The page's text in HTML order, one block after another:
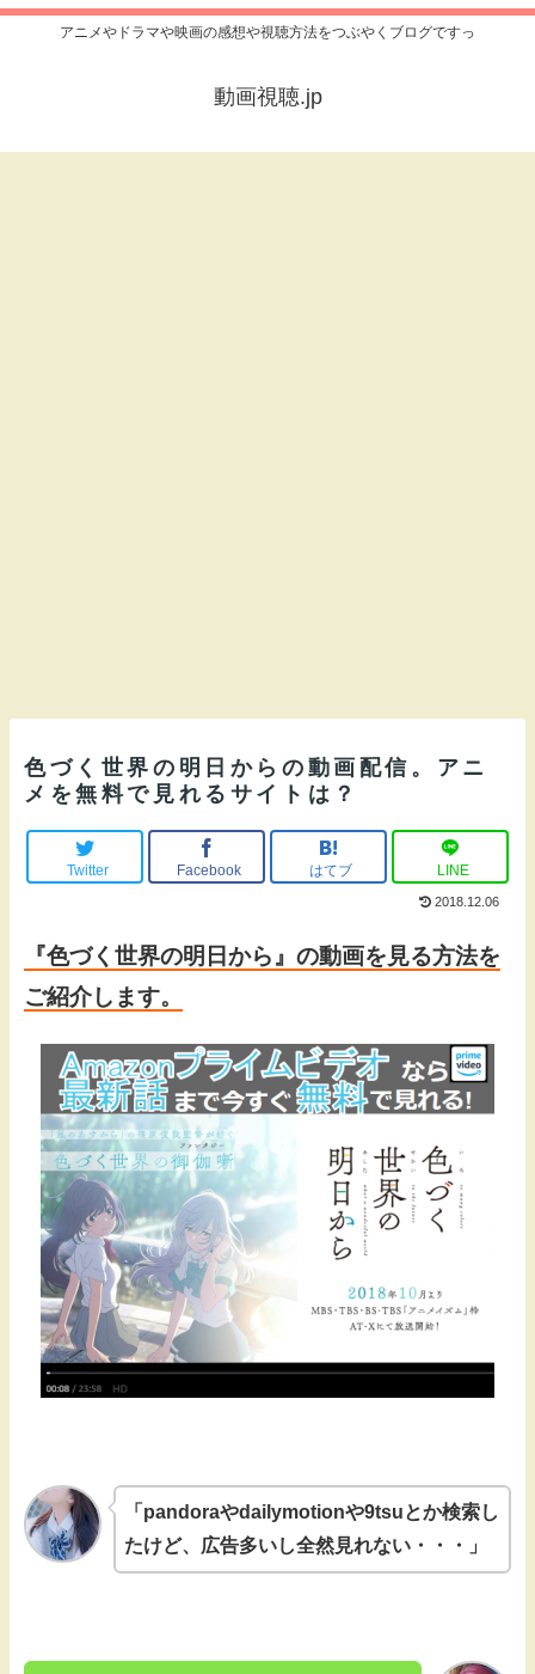
アニメやドラマや映画の感想や視聴方法をつぶやくブログですっ
動画視聴.jp
色づく世界の明日からの動画配信。アニ
メを無料で見れるサイトは？
Twitter Facebook はてブ LINE
2018.12.06
『色づく世界の明日から』の動画を見る方法を
ご紹介します。
「pandoraやdailymotionや9tsuとか検索し
たけど、広告多いし全然見れない・・・」